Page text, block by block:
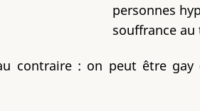
personnes
souffrance au
contraire : on peut être